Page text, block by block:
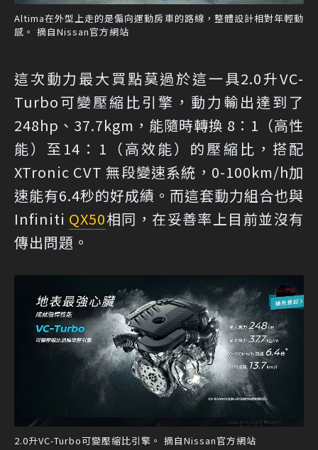
Altima在外型上走的是偏向運動房車的路線，整體設計相對年輕動
感。 摘自Nissan官方網站
這次動力最大買點莫過於這一具2.0升VC-
Turbo可變壓縮比引擎，動力輸出達到了
248hp、37.7kgm，能隨時轉換 8：1（高性
能）至14：1（高效能）的壓縮比，搭配
XTronic CVT 無段變速系統，0-100km/h加
速能有6.4秒的好成績。而這套動力組合也與
Infiniti QX50相同，在妥善率上目前並沒有
傳出問題。
2.0升VC-Turbo可變壓縮比引擎。 摘自Nissan官方網站